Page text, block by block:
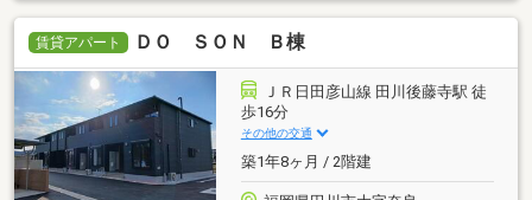
賃貸アパート ＤＯ ＳＯＮ Ｂ棟
ＪＲ日田彦山線 田川後藤寺駅 徒
歩16分
その他の交通
築1年8ヶ月 / 2階建